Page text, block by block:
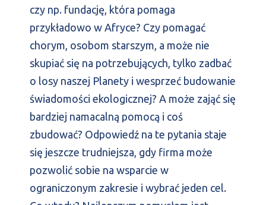
czy np. fundację, która pomaga
przykładowo w Afryce? Czy pomagać
chorym, osobom starszym, a może nie
skupiać się na potrzebujących, tylko zadbać
o losy naszej Planety i wesprzeć budowanie
świadomości ekologicznej? A może zająć się
bardziej namacalną pomocą i coś
zbudować? Odpowiedź na te pytania staje
się jeszcze trudniejsza, gdy firma może
pozwolić sobie na wsparcie w
ograniczonym zakresie i wybrać jeden cel.